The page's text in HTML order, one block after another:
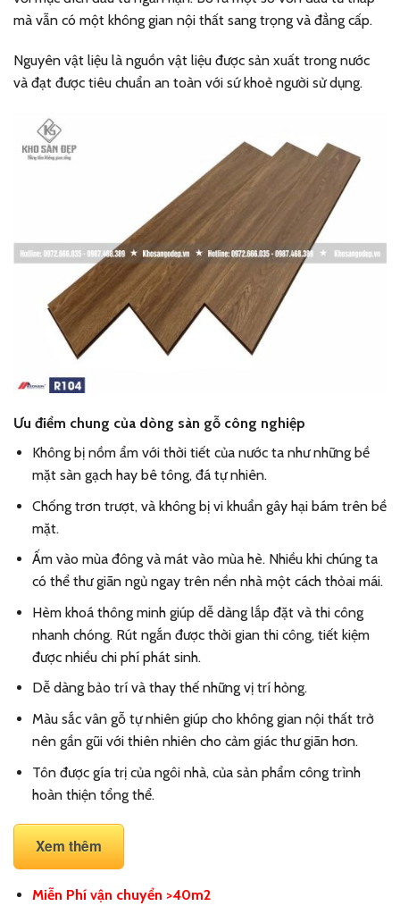
mà vẫn có một không gian nội thất sang trọng và đẳng cấp.
Nguyên vật liệu là nguồn vật liệu được sản xuất trong nước
và đạt được tiêu chuẩn an toàn với sứ khoẻ người sử dụng.
Ưu điểm chung của dòng sàn gỗ công nghiệp
Không bị nồm ẩm với thời tiết của nước ta như những bề
mặt sàn gạch hay bê tông, đá tự nhiên.
Chống trơn trượt, và không bị vi khuẩn gây hại bám trên bề
mặt.
Ấm vào mùa đông và mát vào mùa hè. Nhiều khi chúng ta
có thể thư giãn ngủ ngay trên nền nhà một cách thỏai mái.
Hèm khoá thông minh giúp dễ dàng lắp đặt và thi công
nhanh chóng. Rút ngắn được thời gian thi công, tiết kiệm
được nhiều chi phí phát sinh.
Dễ dàng bảo trí và thay thế những vị trí hỏng.
Màu sắc vân gỗ tự nhiên giúp cho không gian nội thất trở
nên gần gũi với thiên nhiên cho cảm giác thư giãn hơn.
Tôn được gía trị của ngôi nhà, của sản phẩm công trình
hoàn thiện tổng thể.
Xem thêm
Miễn Phí vận chuyển >40m2